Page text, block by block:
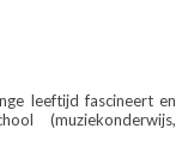
leeftijd fascineert en
(muziekonderwijs,